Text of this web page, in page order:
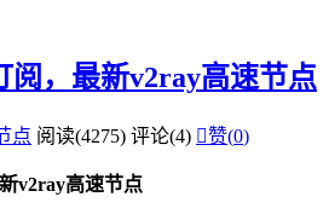
阅，最新v2ray高速节点
点 阅读(4275) 评论(4) 赞(0)
v2ray高速节点